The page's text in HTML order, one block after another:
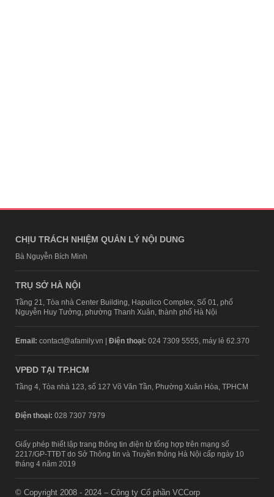
CHỊU TRÁCH NHIỆM QUẢN LÝ NỘI DUNG
Bà Nguyễn Bích Minh
TRỤ SỞ HÀ NỘI
Tầng 21, Tòa nhà Center Building, Hapulico Complex, Số 01, phố
Nguyễn Huy Tưởng, phường Thanh Xuân, thành phố Hà Nội
Email: contact@afamily.vn | Điện thoại: 024 7309 5555, máy lẻ 62.370
VPĐD TẠI TP.HCM
Tầng 4, Tòa nhà 123, số 127 Võ Văn Tần, Phường Xuân Hòa, TPHCM
Điện thoại: 028 7307 7979
Giấy phép thiết lập trang thông tin điện tử tổng hợp trên mạng số
2217/GP-TTĐT do Sở Thông tin và Truyền thông Hà Nội cấp ngày 10
tháng 4 năm 2019
© Copyright 2008 - 2024 – Công ty Cổ phần VCCorp